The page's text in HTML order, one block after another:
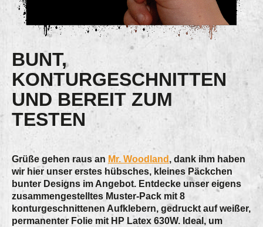
BUNT,
KONTURGESCHNITTEN
UND BEREIT ZUM
TESTEN
Grüße gehen raus an Mr. Woodland , dank ihm haben
wir hier unser erstes hübsches, kleines Päckchen
bunter Designs im Angebot. Entdecke unser eigens
zusammengestelltes Muster-Pack mit 8
konturgeschnittenen Aufklebern, gedruckt aufweißer,
permanenter Folie mit HP Latex 630W. Ideal, um